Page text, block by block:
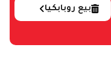
بيع روبابكيا